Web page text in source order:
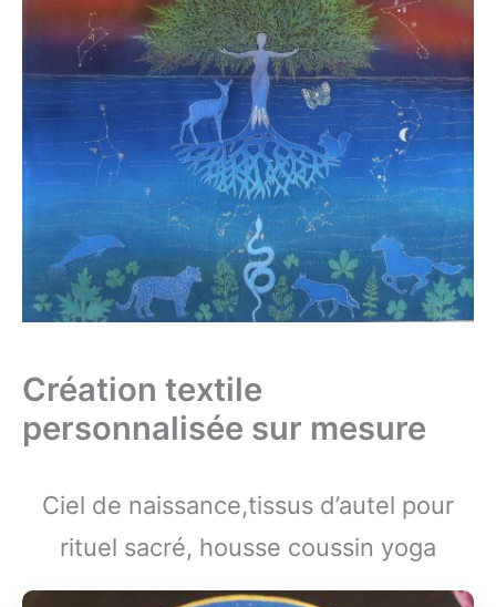
Création textile
personnalisée sur mesure
Ciel de naissance,tissus d’autel pour
rituel sacré, housse coussin yoga